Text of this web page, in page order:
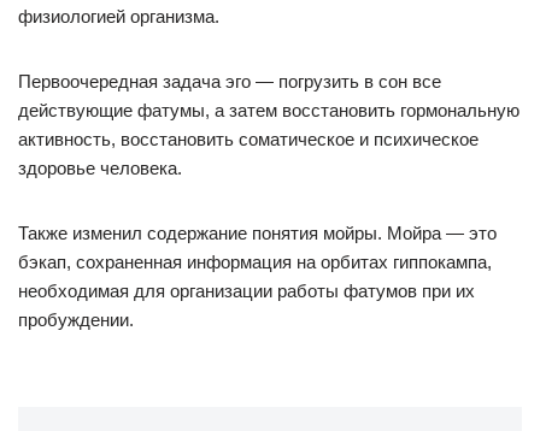
физиологией организма.
Первоочередная задача эго — погрузить в сон все
действующие фатумы, а затем восстановить гормональную
активность, восстановить соматическое и психическое
здоровье человека.
Также изменил содержание понятия мойры. Мойра — это
бэкап, сохраненная информация на орбитах гиппокампа,
необходимая для организации работы фатумов при их
пробуждении.